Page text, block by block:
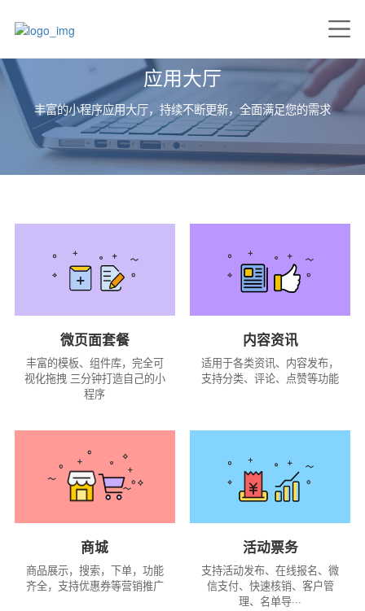
应用大厅
丰富的小程序应用大厅，持续不断更新，全面满足您的需求
微页面套餐
丰富的模板、组件库，完全可
视化拖拽 三分钟打造自己的小
程序
内容资讯
适用于各类资讯、内容发布，
支持分类、评论、点赞等功能
商城
商品展示，搜索，下单，功能
齐全，支持优惠券等营销推广
活动票务
支持活动发布、在线报名、微
信支付、快速核销、客户管
理、名单导···